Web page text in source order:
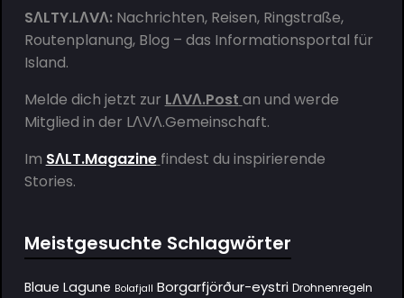
SΛLTY.LΛVΛ:Nachrichten, Reisen, Ringstraße,
Routenplanung, Blog – das Informationsportal für
Island.
Melde dich jetzt zur LΛVΛ.Post an und werde
Mitglied in der LΛVΛ.Gemeinschaft.
Im SΛLT.Magazine findest du inspirierende
Stories.
Meistgesuchte Schlagwörter
Blaue Lagune Bolafjall Borgarfjörður-eystri Drohnenregeln